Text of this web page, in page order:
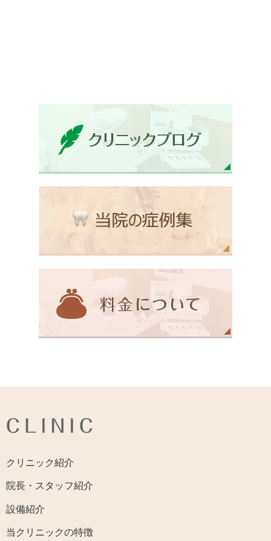
CLINIC
クリニック紹介
院長・スタッフ紹介
設備紹介
当クリニックの特徴